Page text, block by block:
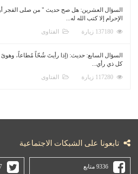
السؤال العشرين: هل صح حديث " من صلى الفجر
الإحرام إلا كتب الله له...
الفتاوى
السؤال السابع: حديث: (إذا رأيتَ شُحّاً مُطاعاً، وهوىً
كل ذي رأي...
الفتاوى
تابعونا على الشبكات الاجتماعية
9336 متابع